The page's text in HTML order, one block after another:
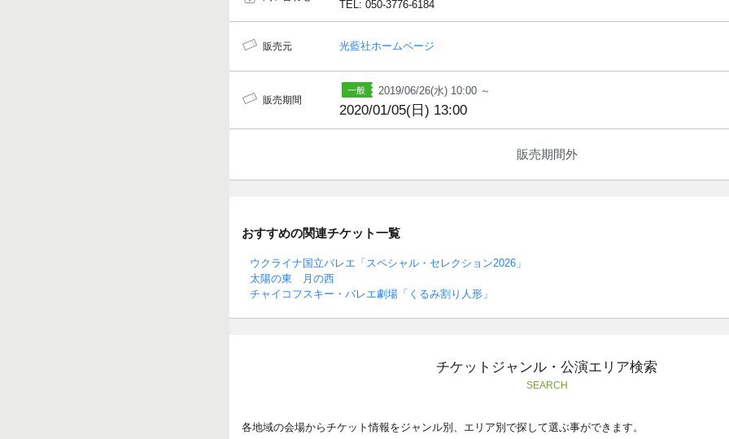
TEL: 050-3776-6184
販売元 光藍社ホームページ
販売期間
2019/06/26(水) 10:00 ～
2020/01/05(日) 13:00
販売期間外
おすすめの関連チケット一覧
ウクライナ国立バレエ「スペシャル・セレクション2026」
太陽の東 月の西
チャイコフスキー・バレエ劇場「くるみ割り人形」
チケットジャンル・公演エリア検索
SEARCH
各地域の会場からチケット情報をジャンル別、エリア別で探して選ぶ事ができます。